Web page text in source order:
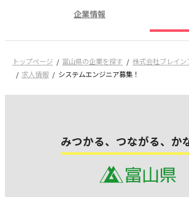
企業情報
トップページ 富山県の企業を探す
株式会社ブレイン
求人情報
システムエンジニア募集！
みつかる、つながる、か